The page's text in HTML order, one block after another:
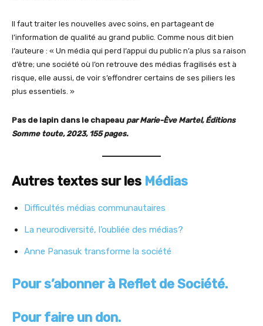
Il faut traiter les nouvelles avec soins, en partageant de
l’information de qualité au grand public. Comme nous dit bien
l’auteure : « Un média qui perd l’appui du public n’a plus sa raison
d’être; une société où l’on retrouve des médias fragilisés est à
risque, elle aussi, de voir s’effondrer certains de ses piliers les
plus essentiels. »
Pas de lapin dans le chapeau par Marie-Ève Martel, Éditions
Somme toute, 2023, 155 pages.
Autres textes sur les Médias
Difficultés médias communautaires
La neurodiversité, l’oubliée des médias?
Anne Panasuk transforme la société
Pour s’abonner à Reflet de Société.
Pour faire un don.